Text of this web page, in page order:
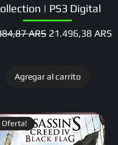
| PS3 Digital
ARS Precio de oferta
21.496,38 ARS
Agregar al carrito
Oferta!